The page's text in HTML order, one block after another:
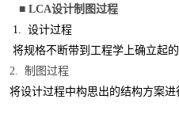
■ LCA设计制 图过程
1. 设计过程
将规格不断带到工程学上确立起
2. 制图过程
将设计过程中构思出的结构方案进